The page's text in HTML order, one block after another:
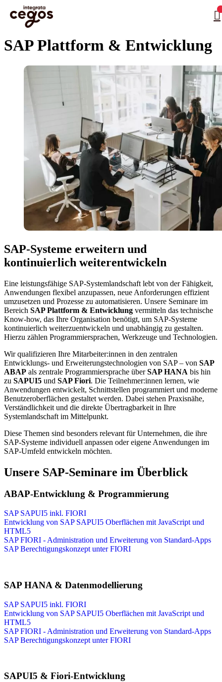
Skip to main content
Sie sind hier:Startseite
Unternehmen>SAP Plattform & Entwicklung
SAP Plattform & Entwicklung
SAP-Systeme erweitern und
kontinuierlich weiterentwickeln
Eine leistungsfähige SAP-Systemlandschaft lebt von der Fähigkeit,
Anwendungen flexibel anzupassen, neue Anforderungen effizient
umzusetzen und Prozesse zu automatisieren. Unsere Seminare im
Bereich SAP Plattform & Entwicklung vermitteln das technische
Know-how, das Ihre Organisation benötigt, um SAP-Systeme
kontinuierlich weiterzuentwickeln und unabhängig zu gestalten.
Hierzu zählen Programmiersprachen, Werkzeuge und Technologien.
Wir qualifizieren Ihre Mitarbeiter:innen in den zentralen
Entwicklungs- und Erweiterungstechnologien von SAP – von SAP
ABAP als zentrale Programmiersprache überSAP HANA bis hin
zu SAPUI5 und SAP Fiori. Die Teilnehmer:innen lernen, wie
Anwendungen entwickelt, Schnittstellen programmiert und moderne
Benutzeroberflächen gestaltet werden. Dabei stehen Praxisnähe,
Verständlichkeit und die direkte Übertragbarkeit in Ihre
Systemlandschaft im Mittelpunkt.
Diese Themen sind besonders relevant für Unternehmen, die ihre
SAP-Systeme individuell anpassen oder eigene Anwendungen im
SAP-Umfeld entwickeln möchten.
Unsere SAP-Seminare im Überblick
ABAP-Entwicklung & Programmierung
SAP SAPUI5 inkl. FIORI
Entwicklung von SAP SAPUI5 Oberflächen mit JavaScript und
HTML5
SAP FIORI - Administration und Erweiterung von Standard-Apps
SAP Berechtigungskonzept unter FIORI
SAP HANA & Datenmodellierung
SAP SAPUI5 inkl. FIORI
Entwicklung von SAP SAPUI5 Oberflächen mit JavaScript und
HTML5
SAP FIORI - Administration und Erweiterung von Standard-Apps
SAP Berechtigungskonzept unter FIORI
SAPUI5 & Fiori-Entwicklung